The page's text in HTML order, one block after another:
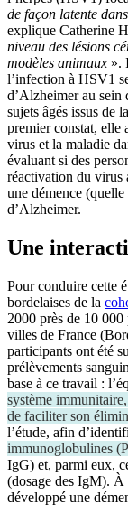
de façon latente
explique Catherine
niveau des lésions
modèles animaux ».
l’infection à HSV1
d’Alzheimer au sein
sujets âgés issus de
premier constat, elle
virus et la maladie
évaluant si des
réactivation du virus
une démence
d’Alzheimer.
Une
Pour conduire cette
bordelaises de la
2000 près de 10
villes de France
participants ont été
prélèvements
base à ce travail :
système
de faciliter son
l’étude, afin
immunoglobulines (
IgG) et, parmi eux,
(dosage des IgM). À
développé une